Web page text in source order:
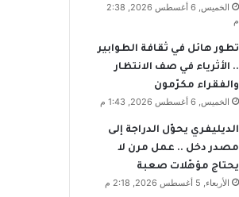
الخميس, 6 أغسطس 2026, 2:38
م
تطور هائل في ثقافة الطوابير
.. الأثرياء في صف الانتظار
والفقراء مكرّمون
الخميس, 6 أغسطس 2026, 1:43 م
الديليفري يحوّل الدراجة إلى
مصدر دخل .. عمل مرن لا
يحتاج مؤهّلات صعبة
الأربعاء, 5 أغسطس 2026, 2:18 م